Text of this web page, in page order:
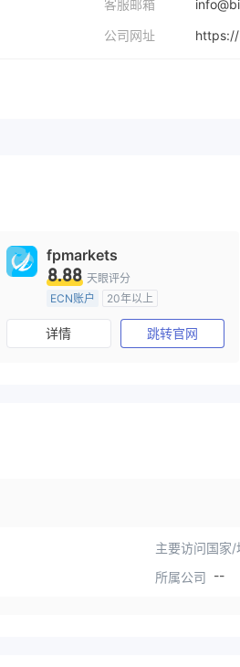
客服邮箱
公司网址
fpmarkets
8.88 天眼评分
ECN账户
20年以上
澳大利亚监管
全牌照 (MM)
主标MT4
详情 跳转官网
主要访问国家/
所属公司 --